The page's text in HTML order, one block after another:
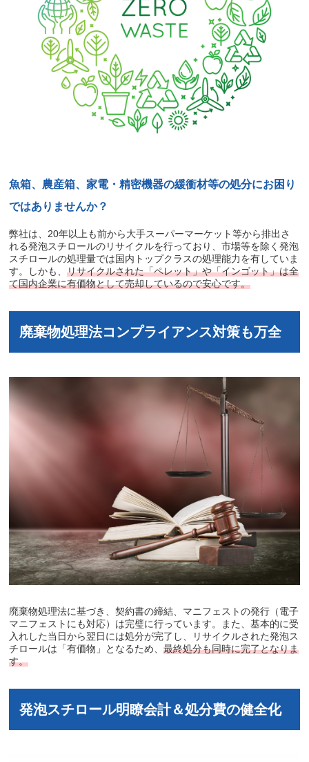
魚箱、農産箱、家電・精密機器の緩衝材等の処分にお困り
ではありませんか？
弊社は、20年以上も前から大手スーパーマーケット等から排出さ
れる発泡スチロールのリサイクルを行っており、市場等を除く発泡
スチロールの処理量では国内トップクラスの処理能力を有していま
す。しかも、リサイクルされた「ペレット」や「インゴット」は全
て国内企業に有価物として売却しているので安心です。
廃棄物処理法コンプライアンス対策も万全
廃棄物処理法に基づき、契約書の締結、マニフェストの発行（電子
マニフェストにも対応）は完璧に行っています。また、基本的に受
入れした当日から翌日には処分が完了し、リサイクルされた発泡ス
チロールは「有価物」となるため、最終処分も同時に完了となりま
す。
発泡スチロール明瞭会計＆処分費の健全化